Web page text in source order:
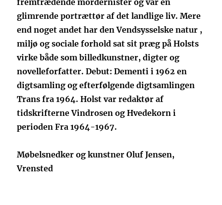
fremtrædende mordernister og var en
glimrende portrættør af det landlige liv. Mere
end noget andet har den Vendsysselske natur ,
miljø og sociale forhold sat sit præg på Holsts
virke både som billedkunstner, digter og
novelleforfatter. Debut: Dementi i 1962 en
digtsamling og efterfølgende digtsamlingen
Trans fra 1964. Holst var redaktør af
tidskrifterne Vindrosen og Hvedekorn i
perioden Fra 1964-1967.
Møbelsnedker og kunstner Oluf Jensen,
Vrensted